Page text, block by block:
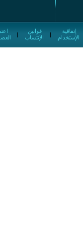
|
الإنتساب
|
الإستخدام